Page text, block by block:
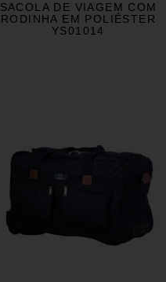
SACOLA DE VIAGEM COM
RODINHA EM POLIÉSTER
YS01014